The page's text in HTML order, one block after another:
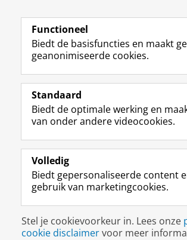
Volg de RUG
F
a
e
b
o
p
a
i
n
a
L
i
k
e
I
-
p
g
i
n
R
S
-
f
e
R
k
s
u
Studiekiezers
Alumni
Over ons
Disclaimer & Copyright
Inloggen
Functioneel
Biedt de basisfuncties en maakt
geanonimiseerde cookies.
Standaard
Biedt de optimale werking en
van onder andere videocookies.
Volledig
Biedt gepersonaliseerde content
gebruik van marketingcookies.
Stel je cookievoorkeur in. Lees onze
cookie disclaimervoor meer